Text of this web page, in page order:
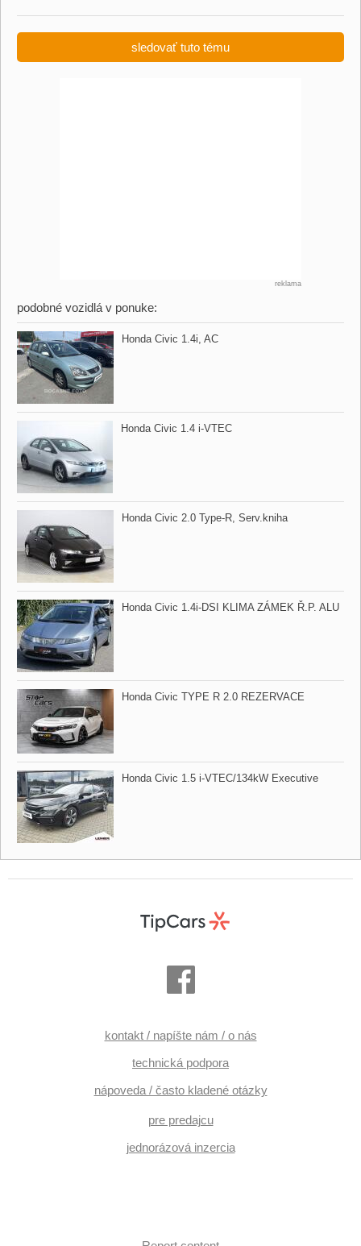
sledovať tuto tému
reklama
podobné vozidlá v ponuke:
Honda Civic 1.4i,​ AC
Honda Civic 1.4 i​-VTEC
Honda Civic 2.0 Type​-R,​ Serv.kniha
Honda Civic 1.4i​-DSI KLIMA ZÁMEK Ř.P. ALU
Honda Civic TYPE R 2.0 REZERVACE
Honda Civic 1.5 i​-VTEC/134kW Executive
kontakt / napíšte nám / o nás
technická podpora
nápoveda / často kladené otázky
pre predajcu
jednorázová inzercia